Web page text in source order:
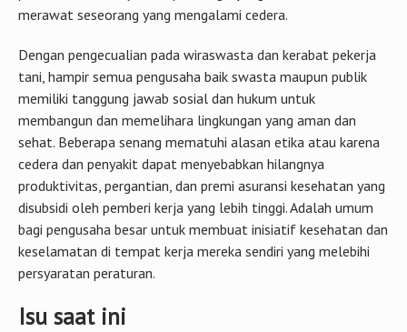
merawat seseorang yang mengalami cedera.
Dengan pengecualian pada wiraswasta dan kerabat pekerja
tani, hampir semua pengusaha baik swasta maupun publik
memiliki tanggung jawab sosial dan hukum untuk
membangun dan memelihara lingkungan yang aman dan
sehat. Beberapa senang mematuhi alasan etika atau karena
cedera dan penyakit dapat menyebabkan hilangnya
produktivitas, pergantian, dan premi asuransi kesehatan yang
disubsidi oleh pemberi kerja yang lebih tinggi. Adalah umum
bagi pengusaha besar untuk membuat inisiatif kesehatan dan
keselamatan di tempat kerja mereka sendiri yang melebihi
persyaratan peraturan.
Isu saat ini